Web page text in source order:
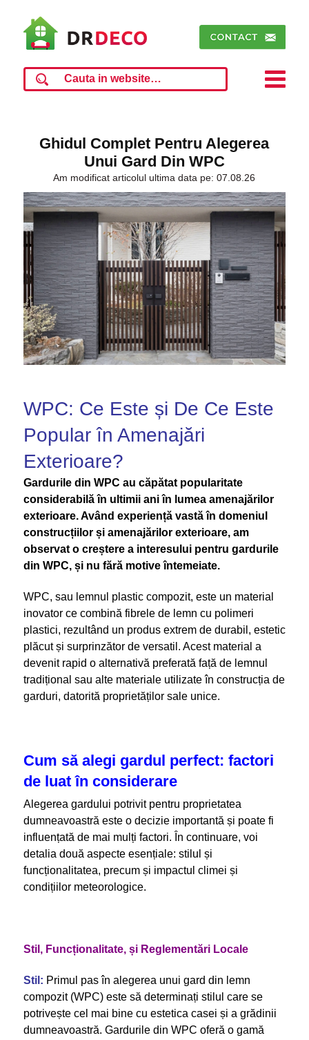
Ghidul Complet Pentru Alegerea
Unui Gard Din WPC
Am modificat articolul ultima data pe: 07.08.26
WPC: Ce Este și De Ce Este
Popular în Amenajări
Exterioare?
Gardurile din WPC au căpătat popularitate
considerabilă în ultimii ani în lumea amenajărilor
exterioare. Având experiență vastă în domeniul
construcțiilor și amenajărilor exterioare, am
observat o creștere a interesului pentru gardurile
din WPC, și nu fără motive întemeiate.
WPC, sau lemnul plastic compozit, este un material
inovator ce combină fibrele de lemn cu polimeri
plastici, rezultând un produs extrem de durabil, estetic
plăcut și surprinzător de versatil. Acest material a
devenit rapid o alternativă preferată față de lemnul
tradițional sau alte materiale utilizate în construcția de
garduri, datorită proprietăților sale unice.
Cum să alegi gardul perfect: factori
de luat în considerare
Alegerea gardului potrivit pentru proprietatea
dumneavoastră este o decizie importantă și poate fi
influențată de mai mulți factori. În continuare, voi
detalia două aspecte esențiale: stilul și
funcționalitatea, precum și impactul climei și
condițiilor meteorologice.
Stil, Funcționalitate, și Reglementări Locale
Stil: Primul pas în alegerea unui gard din lemn
compozit (WPC) este să determinați stilul care se
potrivește cel mai bine cu estetica casei și a grădinii
dumneavoastră. Gardurile din WPC oferă o gamă